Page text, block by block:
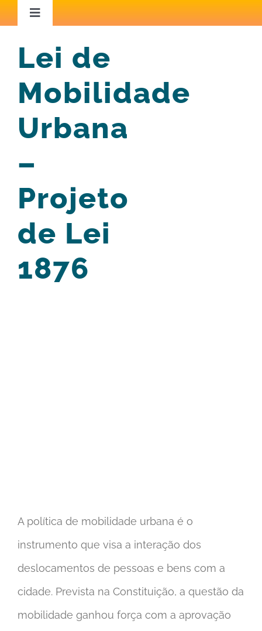
conteúdo
Toggle
Áreas de Atuação
Capacitação
Conteúdo Técnico
Lei de
Mobilidade
Urbana
–
Projeto
de Lei
1876
A política de mobilidade urbana é o
instrumento que visa a interação dos
deslocamentos de pessoas e bens com a
cidade. Prevista na Constituição, a questão da
mobilidade ganhou força com a aprovação